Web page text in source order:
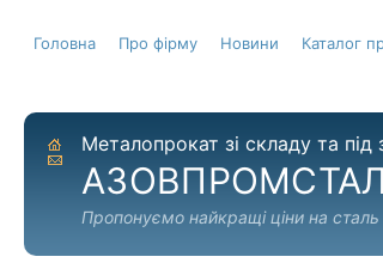
Головна Про фірму Новини Каталог
На головну
Надіслати листа
Металопрокат зі складу та під
Пропонуємо найкращі ціни на сталь